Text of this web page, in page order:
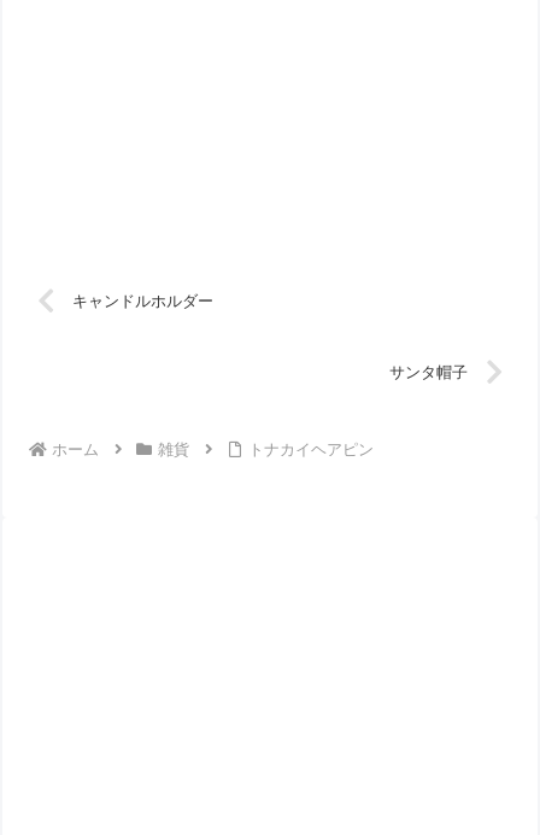
キャンドルホルダー
サンタ帽子
ホーム 雑貨 トナカイヘアピン